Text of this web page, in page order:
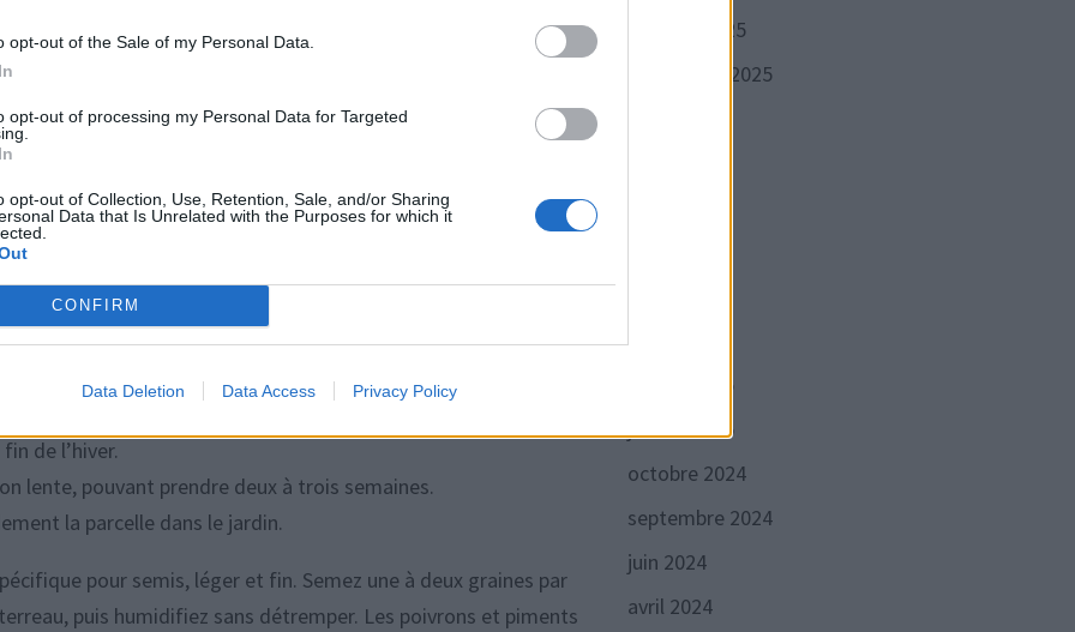
opt-out of the Sale of my Personal Data.
opt-out of processing my Personal Data for Targeted
opt-out of Collection, Use, Retention, Sale, and/or Sharing
Data that Is Unrelated with the Purposes for which it
CONFIRM
Data Deletion Data Access Privacy Policy
piments ou aubergines, il est préférable d’être un peu
renforcent mieux à environ 18 °C le jour et 15 °C la nuit. La
vos préférences, indépendamment des caprices de la météo.
pour prendre de l’avance
en intérieur en janvier. Ils couvrent les besoins pour les
lente :
avant d’être mises en terre.
une chaleur constante.
d’un départ précoce.
de l’hiver.
lente, pouvant prendre deux à trois semaines.
la parcelle dans le jardin.
pour semis, léger et fin. Semez une à deux graines par
puis humidifiez sans détremper. Les poivrons et piments
octobre 2025
septembre 2025
mars 2025
février 2025
janvier 2025
octobre 2024
septembre 2024
juin 2024
avril 2024